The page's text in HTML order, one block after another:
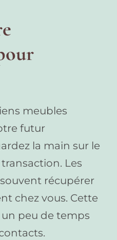
meubles
futur
la main sur le
Les
récupérer
chez vous. Cette
peu de temps